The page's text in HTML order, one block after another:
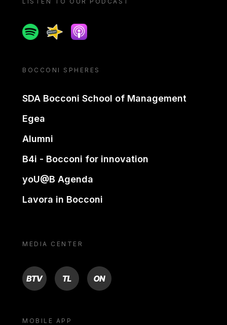
SpotifySpreakerApple podcast
BOCCONI SPHERES
SDA Bocconi School of Management
Egea
Alumni
B4i - Bocconi for innovation
yoU@B Agenda
Lavora in Bocconi
MEDIA CENTER
BTV TL ON
MOBILE APP